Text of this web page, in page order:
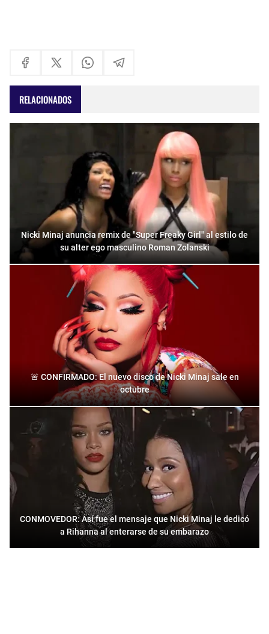
RELACIONADOS
Nicki Minaj anuncia remix de "Super Freaky Girl" al estilo de
su alter ego masculino Roman Zolanski
🚨 CONFIRMADO: El nuevo disco de Nicki Minaj sale en
octubre
CONMOVEDOR: Así fue el mensaje que Nicki Minaj le dedicó
a Rihanna al enterarse de su embarazo